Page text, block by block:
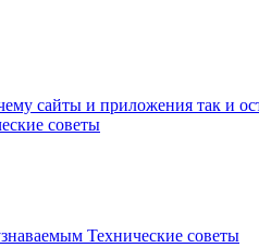
сайты и приложения так и
советы
Технические советы